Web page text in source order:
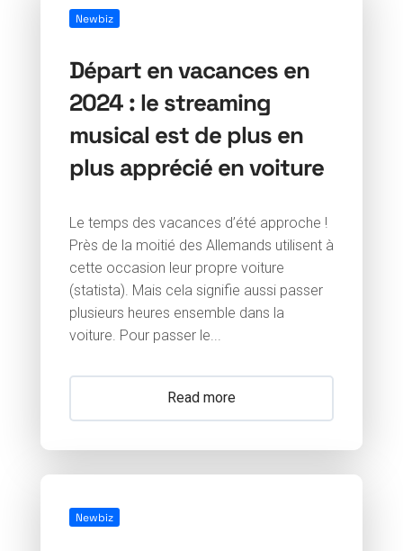
Newbiz
Départ en vacances en
2024 : le streaming
musical est de plus en
plus apprécié en voiture
Le temps des vacances d’été approche !
Près de la moitié des Allemands utilisent à
cette occasion leur propre voiture
(statista). Mais cela signifie aussi passer
plusieurs heures ensemble dans la
voiture. Pour passer le...
Read more
Newbiz